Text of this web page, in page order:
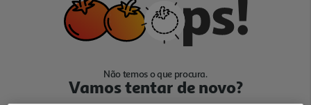
Não temos o que procura.
Vamos tentar de novo?